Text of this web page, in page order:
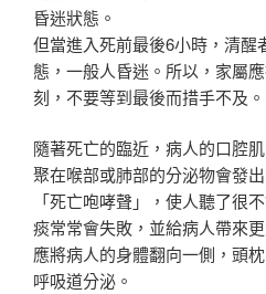
昏迷狀態。
但當進入死前最後6小時，清醒
態，一般人昏迷。所以，家屬
刻，不要等到最後而措手不及。
隨著死亡的臨近，病人的口腔
聚在喉部或肺部的分泌物會發
「死亡咆哮聲」，使人聽了很
痰常常會失敗，並給病人帶來
應將病人的身體翻向一側，頭
呼吸道分泌。